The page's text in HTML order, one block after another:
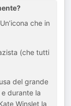
che in
(che tutti
del grande
durante la
Winslet la